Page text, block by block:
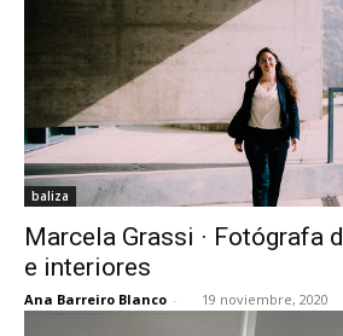
baliza
Marcela Grassi · Fotógrafa
e interiores
Ana Barreiro Blanco - 19 noviembre, 2020